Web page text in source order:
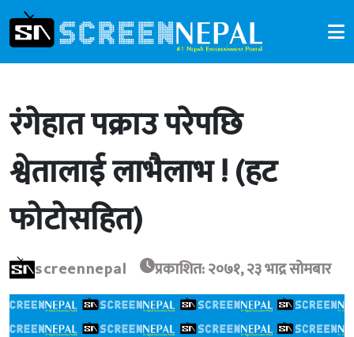
रंगेहात पक्राउ परेपछि
श्वेतालाई लाभैलाभ ! (हट
फोटोसहित)
screennepal प्रकाशित: २०७१, २३ भाद्र सोमबार